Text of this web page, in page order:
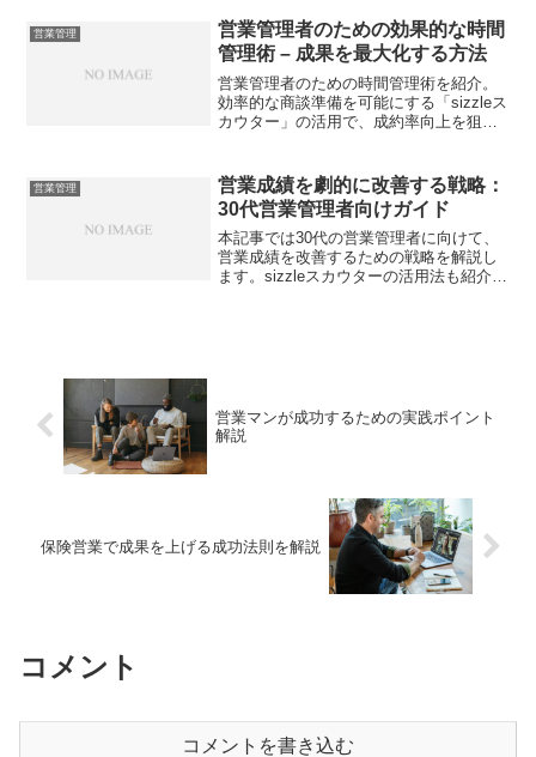
営業管理
営業管理者のための効果的な時間
管理術 – 成果を最大化する方法
営業管理者のための時間管理術を紹介。
効率的な商談準備を可能にする「sizzleス
カウター」の活用で、成約率向上を狙い
営業管理
営業成績を劇的に改善する戦略：
30代営業管理者向けガイド
本記事では30代の営業管理者に向けて、
営業成績を改善するための戦略を解説し
ます。sizzleスカウターの活用法も紹介し
営業マンが成功するための実践ポイント
解説
保険営業で成果を上げる成功法則を解説
コメント
コメントを書き込む